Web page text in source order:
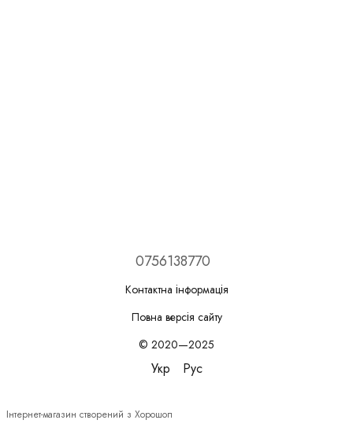
0756138770
Контактна інформація
Повна версія сайту
© 2020—2025
Укр Рус
Інтернет-магазин створений з Хорошоп